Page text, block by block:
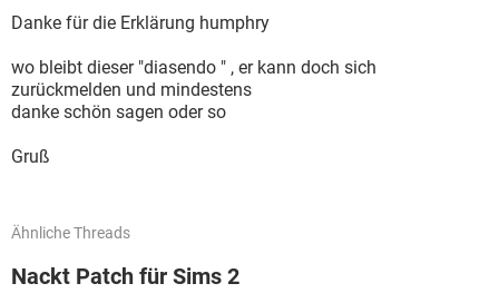
Danke für die Erklärung humphry
wo bleibt dieser "diasendo " , er kann doch sich
zurückmelden und mindestens
danke schön sagen oder so
Gruß
Ähnliche Threads
Nackt Patch für Sims 2